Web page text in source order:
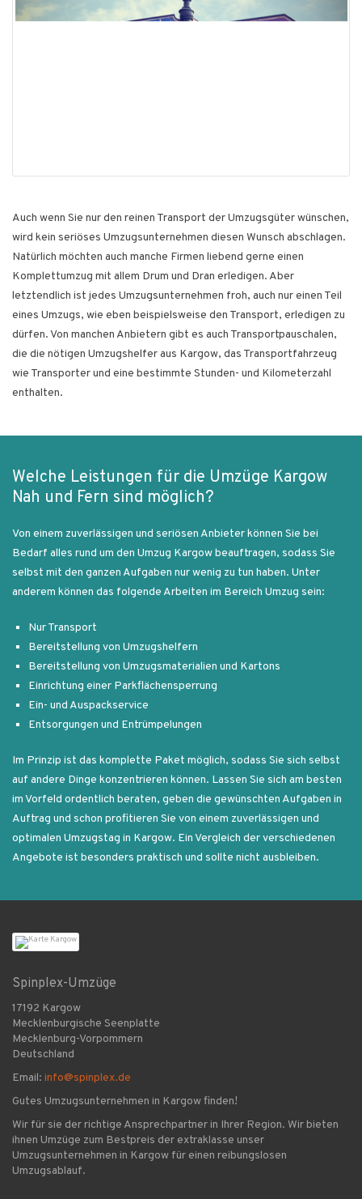
Auch wenn Sie nur den reinen Transport der Umzugsgüter wünschen,
wird kein seriöses Umzugsunternehmen diesen Wunsch abschlagen.
Natürlich möchten auch manche Firmen liebend gerne einen
Komplettumzug mit allem Drum und Dran erledigen. Aber
letztendlich ist jedes Umzugsunternehmen froh, auch nur einen Teil
eines Umzugs, wie eben beispielsweise den Transport, erledigen zu
dürfen. Von manchen Anbietern gibt es auch Transportpauschalen,
die die nötigen Umzugshelfer aus Kargow, das Transportfahrzeug
wie Transporter und eine bestimmte Stunden- und Kilometerzahl
enthalten.
Welche Leistungen für die Umzüge Kargow
Nah und Fern sind möglich?
Von einem zuverlässigen und seriösen Anbieter können Sie bei
Bedarf alles rund um den Umzug Kargow beauftragen, sodass Sie
selbst mit den ganzen Aufgaben nur wenig zu tun haben. Unter
anderem können das folgende Arbeiten im Bereich Umzug sein:
Nur Transport
Bereitstellung von Umzugshelfern
Bereitstellung von Umzugsmaterialien und Kartons
Einrichtung einer Parkflächensperrung
Ein- und Auspackservice
Entsorgungen und Entrümpelungen
Im Prinzip ist das komplette Paket möglich, sodass Sie sich selbst
auf andere Dinge konzentrieren können. Lassen Sie sich am besten
im Vorfeld ordentlich beraten, geben die gewünschten Aufgaben in
Auftrag und schon profitieren Sie von einem zuverlässigen und
optimalen Umzugstag in Kargow. Ein Vergleich der verschiedenen
Angebote ist besonders praktisch und sollte nicht ausbleiben.
Spinplex-Umzüge
17192 Kargow
Mecklenburgische Seenplatte
Mecklenburg-Vorpommern
Deutschland
Email: info@spinplex.de
Gutes Umzugsunternehmen in Kargow finden!
Wir für sie der richtige Ansprechpartner in Ihrer Region. Wir bieten
ihnen Umzüge zum Bestpreis der extraklasse unser
Umzugsunternehmen in Kargow für einen reibungslosen
Umzugsablauf.